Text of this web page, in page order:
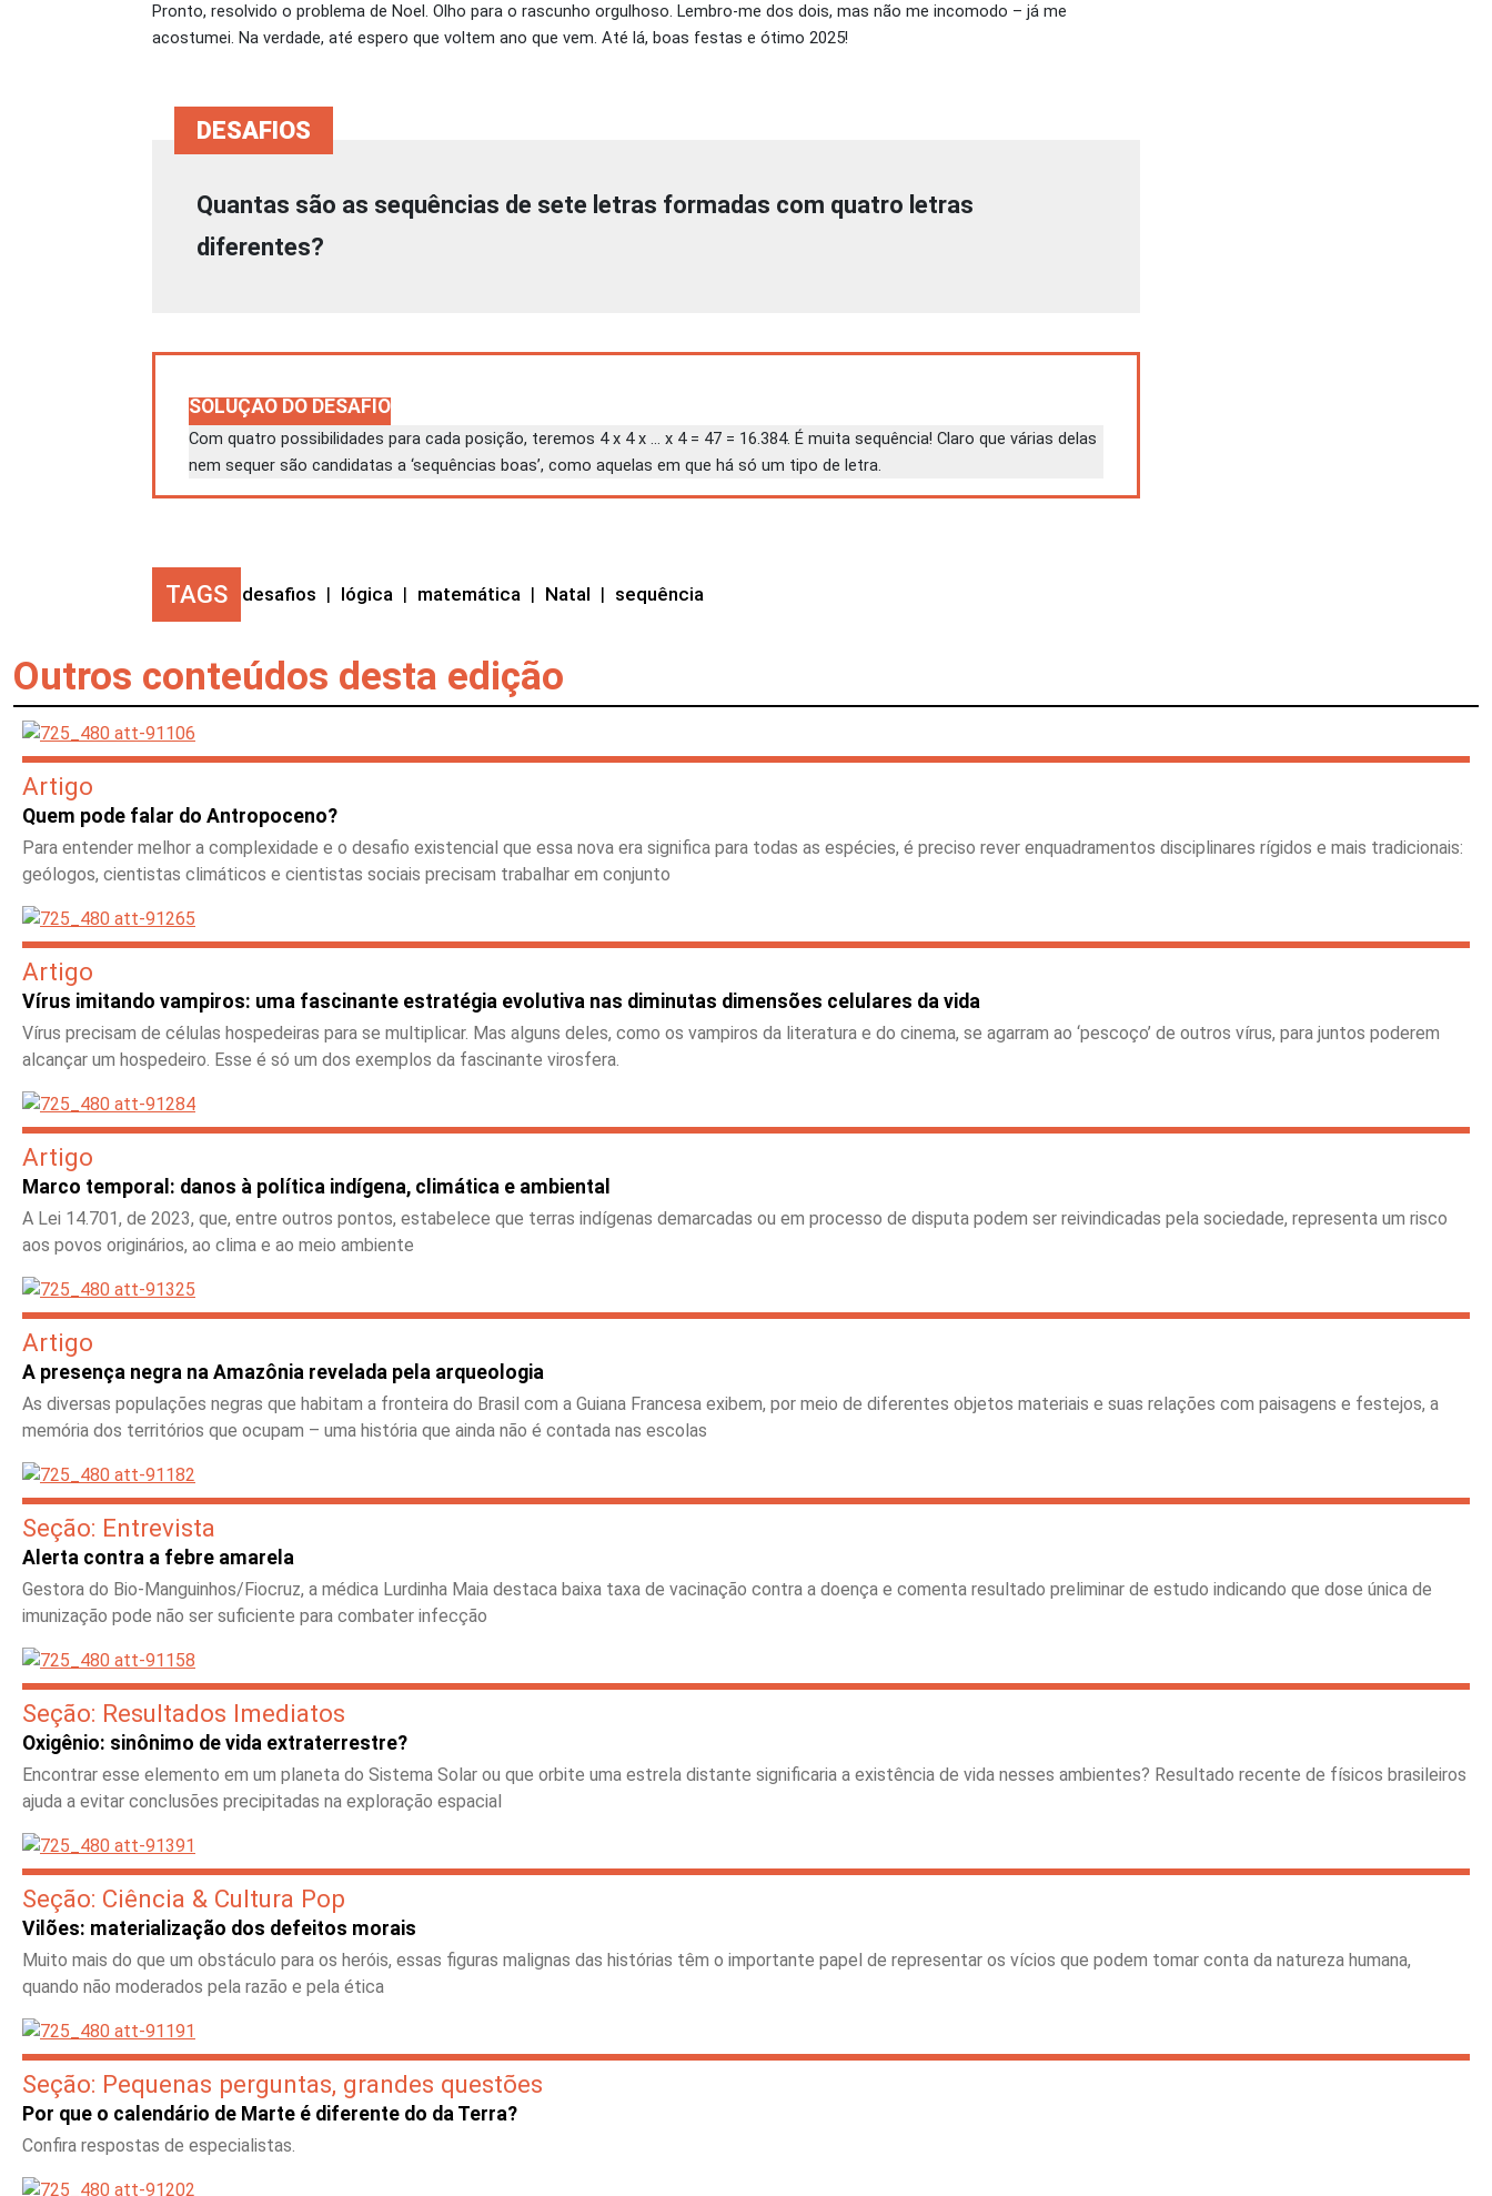
Pronto, resolvido o problema de Noel. Olho para o rascunho orgulhoso. Lembro-me dos dois, mas não me incomodo – já me
acostumei. Na verdade, até espero que voltem ano que vem. Até lá, boas festas e ótimo 2025!
Quantas são as sequências de sete letras formadas com quatro letras
diferentes?
SOLUÇÃO DO DESAFIO
Com quatro possibilidades para cada posição, teremos 4 x 4 x … x 4 = 47 = 16.384. É muita sequência! Claro que várias delas
nem sequer são candidatas a ‘sequências boas’, como aquelas em que há só um tipo de letra.
TAGS desafios | lógica | matemática | Natal | sequência
Outros conteúdos desta edição
Artigo
Quem pode falar do Antropoceno?
Para entender melhor a complexidade e o desafio existencial que essa nova era significa para todas as espécies, é preciso rever enquadramentos disciplinares rígidos e mais tradicionais:
geólogos, cientistas climáticos e cientistas sociais precisam trabalhar em conjunto
Artigo
Vírus imitando vampiros: uma fascinante estratégia evolutiva nas diminutas dimensões celulares da vida
Vírus precisam de células hospedeiras para se multiplicar. Mas alguns deles, como os vampiros da literatura e do cinema, se agarram ao ‘pescoço’ de outros vírus, para juntos poderem
alcançar um hospedeiro. Esse é só um dos exemplos da fascinante virosfera.
Artigo
Marco temporal: danos à política indígena, climática e ambiental
A Lei 14.701, de 2023, que, entre outros pontos, estabelece que terras indígenas demarcadas ou em processo de disputa podem ser reivindicadas pela sociedade, representa um risco
aos povos originários, ao clima e ao meio ambiente
Artigo
A presença negra na Amazônia revelada pela arqueologia
As diversas populações negras que habitam a fronteira do Brasil com a Guiana Francesa exibem, por meio de diferentes objetos materiais e suas relações com paisagens e festejos, a
memória dos territórios que ocupam – uma história que ainda não é contada nas escolas
Seção: Entrevista
Alerta contra a febre amarela
Gestora do Bio-Manguinhos/Fiocruz, a médica Lurdinha Maia destaca baixa taxa de vacinação contra a doença e comenta resultado preliminar de estudo indicando que dose única de
imunização pode não ser suficiente para combater infecção
Seção: Resultados Imediatos
Oxigênio: sinônimo de vida extraterrestre?
Encontrar esse elemento em um planeta do Sistema Solar ou que orbite uma estrela distante significaria a existência de vida nesses ambientes? Resultado recente de físicos brasileiros
ajuda a evitar conclusões precipitadas na exploração espacial
Seção: Ciência & Cultura Pop
Vilões: materialização dos defeitos morais
Muito mais do que um obstáculo para os heróis, essas figuras malignas das histórias têm o importante papel de representar os vícios que podem tomar conta da natureza humana,
quando não moderados pela razão e pela ética
Seção: Pequenas perguntas, grandes questões
Por que o calendário de Marte é diferente do da Terra?
Confira respostas de especialistas.